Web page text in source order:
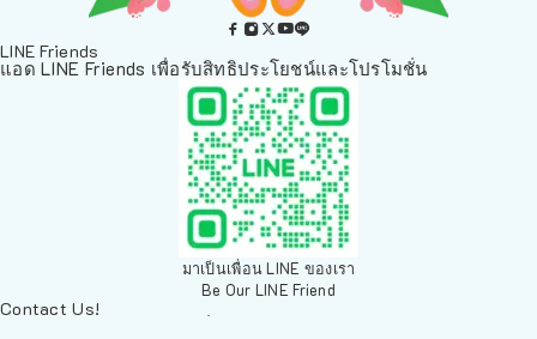
LINE Friends
แอด LINE Friends เพื่อรับสิทธิประโยชน์และโปรโมชั่น
มาเป็นเพื่อน LINE ของเรา
Be Our LINE Friend
Contact Us!